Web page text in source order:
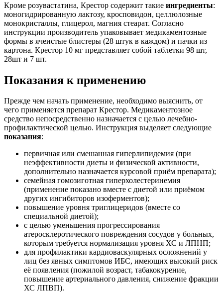
Кроме розувастатина, Крестор содержит такие ингредиенты:
моногидрированную лактозу, кросповидон, целлюлозные
монокристаллы, глицерол, магния стеарат. Согласно
инструкции производитель упаковывает медикаментозные
формы в ячеистые блистеры (28 штук в каждом) и пачки из
картона. Крестор 10 мг представляет собой таблетки 98 шт,
28шт и 7 шт.
Показания к применению
Прежде чем начать применение, необходимо выяснить, от
чего применяется препарат Крестор. Медикаментозное
средство непосредственно назначается с целью лечебно-
профилактической целью. Инструкция выделяет следующие
показания:
первичная или смешанная гиперлипидемия (при
неэффективности диеты и физической активности,
дополнительно назначается курсовой приём препарата);
семейная гомозиготная гиперхолестеринемия
(применение показано вместе с диетой или приёмом
других ингибиторов изоферментов);
повышение уровня триглицеридов (вместе со
специальной диетой);
с целью уменьшения прогрессирования
атеросклеротического повреждения сосудов у больных,
которым требуется нормализация уровня ХС и ЛПНП;
для профилактики кардиоваскулярных осложнений у
лиц без явных симптомов ИБС, имеющих высокий риск
её появления (пожилой возраст, табакокурение,
повышение артериального давления, снижение фракции
ХС ЛПВП).